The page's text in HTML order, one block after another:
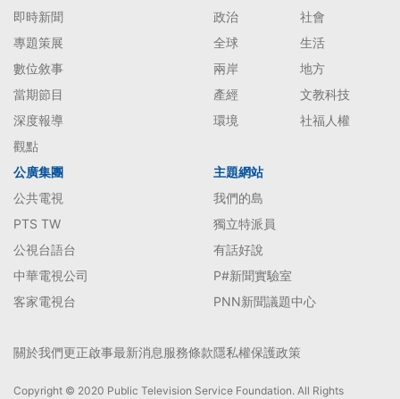
即時新聞
專題策展
數位敘事
當期節目
深度報導
觀點
政治
社會
全球
生活
兩岸
地方
產經
文教科技
環境
社福人權
公廣集團
公共電視
PTS TW
公視台語台
中華電視公司
客家電視台
主題網站
我們的島
獨立特派員
有話好說
P#新聞實驗室
PNN新聞議題中心
關於我們更正啟事最新消息服務條款隱私權保護政策
Copyright © 2020 Public Television Service Foundation. All Rights